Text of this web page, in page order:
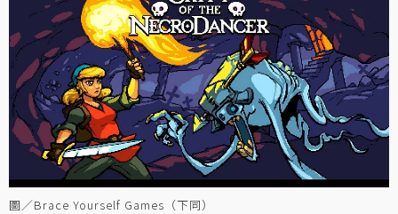
圖／Brace Yourself Games（下同）